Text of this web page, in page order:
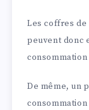
Les coffres
peuvent donc
De même, un